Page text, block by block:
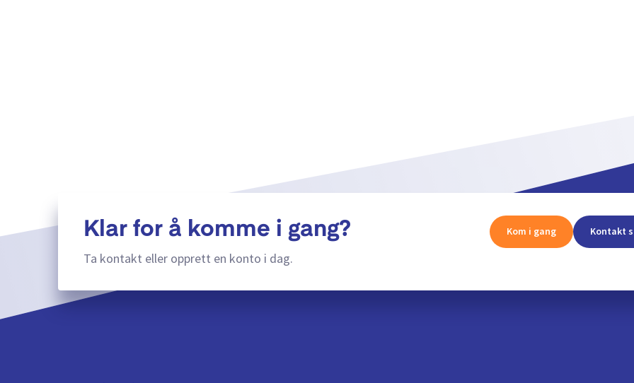
Klar for å komme i gang?
Ta kontakt eller opprett en konto i dag.
Kom i gang Kontakt